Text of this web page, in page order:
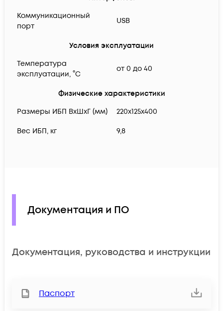
Коммуникационный
порт
USB
Условия эксплуатации
Температура
эксплуатации, °C
от 0 до 40
Физические характеристики
Размеры ИБП ВхШхГ (мм)
220x125x400
Вес ИБП, кг 9,8
Документация и ПО
Документация, руководства и инструкции
Паспорт